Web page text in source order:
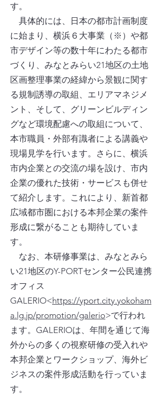
す。
具体的には、日本の都市計画制度
に始まり、横浜６大事業（※）や都
市デザイン等の数十年にわたる都市
づくり、みなとみらい21地区の土地
区画整理事業の経緯から景観に関す
る規制誘導の取組、エリアマネジメ
ント、そして、グリーンビルディン
グなど環境配慮への取組について、
本市職員・外部有識者による講義や
現場見学を行います。さらに、横浜
市内企業との交流の場を設け、市内
企業の優れた技術・サービスも併せ
て紹介します。これにより、新首都
広域都市圏における本邦企業の案件
形成に繋がることも期待していま
す。
なお、本研修事業は、みなとみら
い21地区のY-PORTセンター公民連携
オフィス
GALERIO<https://yport.city.yokoham
a.lg.jp/promotion/galerio>で行われ
ます。GALERIOは、年間を通じて海
外からの多くの視察研修の受入れや
本邦企業とワークショップ、海外ビ
ジネスの案件形成活動を行っていま
す。